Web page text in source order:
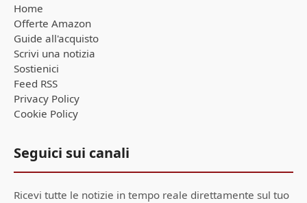
Home
Offerte Amazon
Guide all'acquisto
Scrivi una notizia
Sostienici
Feed RSS
Privacy Policy
Cookie Policy
Seguici sui canali
Ricevi tutte le notizie in tempo reale direttamente sul tuo